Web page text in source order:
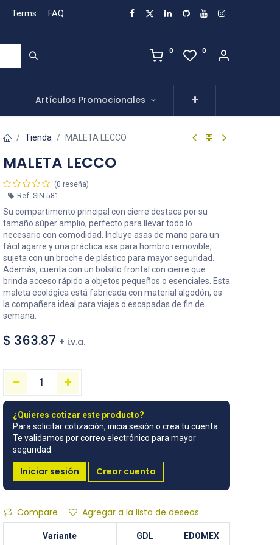
Terms FAQ
0 0
Artículos Promocionales
Tienda MALETA LECCO
MALETA LECCO
(0 reseña)
Ref. SIN 581
Su compartimento principal con cierre destaca por su
tamaño súper amplio, perfecto para llevar todo lo
necesario con comodidad. Incluye asas de mano para un
fácil agarre y una práctica asa para hombro removible,
sujeta con un broche de plástico para mayor seguridad.
Además, cuenta con un bolsillo frontal con cierre que
brinda acceso rápido a objetos pequeños o esenciales. Esta
maleta ecológica está fabricada con material algodón, es
la compañera ideal para viajes o escapadas de fin de
semana.
$ 363.87 + i.v.a.
¿Quieres cotizar este producto?
Para solicitar cotización, inicia sesión o crea tu cuenta.
Te validamos por correo electrónico para mayor
seguridad.
Iniciar sesión Crear cuenta
Compare Agregar a la lista de deseos
Variante GDL EDOMEX